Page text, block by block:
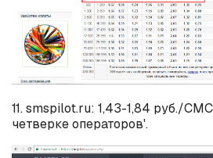
11. smspilot.ru: 1,43-1,84 руб./
четверке операторов'.